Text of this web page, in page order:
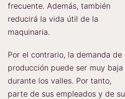
frecuente. Además, también
reducirá la vida útil de la
maquinaria.
Por el contrario, la demanda de
producción puede ser muy baja
durante los valles. Por tanto,
parte de sus empleados y de su